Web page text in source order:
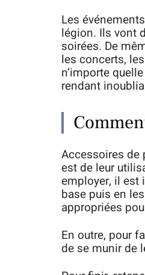
Les
légion. Ils vont
soirées. De
les concerts,
n’importe
rendant
Accessoires de
est de leur
employer, il est
base puis en
appropriées
En outre, pour
de se munir de